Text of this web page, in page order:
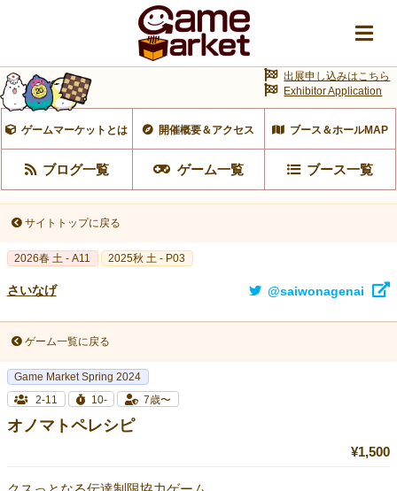
ゲームマーケットとは 開催概要＆アクセス ブース＆ホールMAP
ブログ一覧 ゲーム一覧 ブース一覧
出展申し込みはこちら
Exhibitor Application
サイトトップに戻る
2026春 土 - A11 2025秋 土 - P03
さいなげ @saiwonagenai
ゲーム一覧に戻る
Game Market Spring 2024
2-11
10- 7歳〜
オノマトペレシピ
¥1,500